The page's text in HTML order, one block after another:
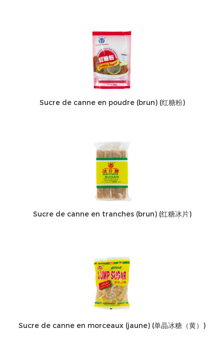
Sucre de canne en poudre (brun) (红糖粉)
Sucre de canne en tranches (brun) (红糖冰片)
Sucre de canne en morceaux (jaune) (单晶冰糖（黄）)